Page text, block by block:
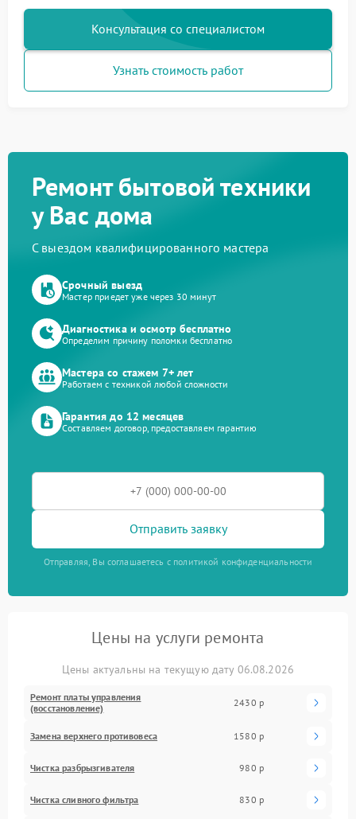
Консультация со специалистом
Узнать стоимость работ
Ремонт бытовой техники
у Вас дома
С выездом квалифицированного мастера
Срочный выезд
Мастер приедет уже через 30 минут
Диагностика и осмотр бесплатно
Определим причину поломки бесплатно
Мастера со стажем 7+ лет
Работаем с техникой любой сложности
Гарантия до 12 месяцев
Составляем договор, предоставляем гарантию
Отправить заявку
Отправляя, Вы соглашаетесь с политикой конфиденциальности
Цены на услуги ремонта
Цены актуальны на текущую дату 06.08.2026
Ремонт платы управления
(восстановление)
2430 р
Замена верхнего противовеса 1580 р
Чистка разбрызгивателя 980 р
Чистка сливного фильтра 830 р